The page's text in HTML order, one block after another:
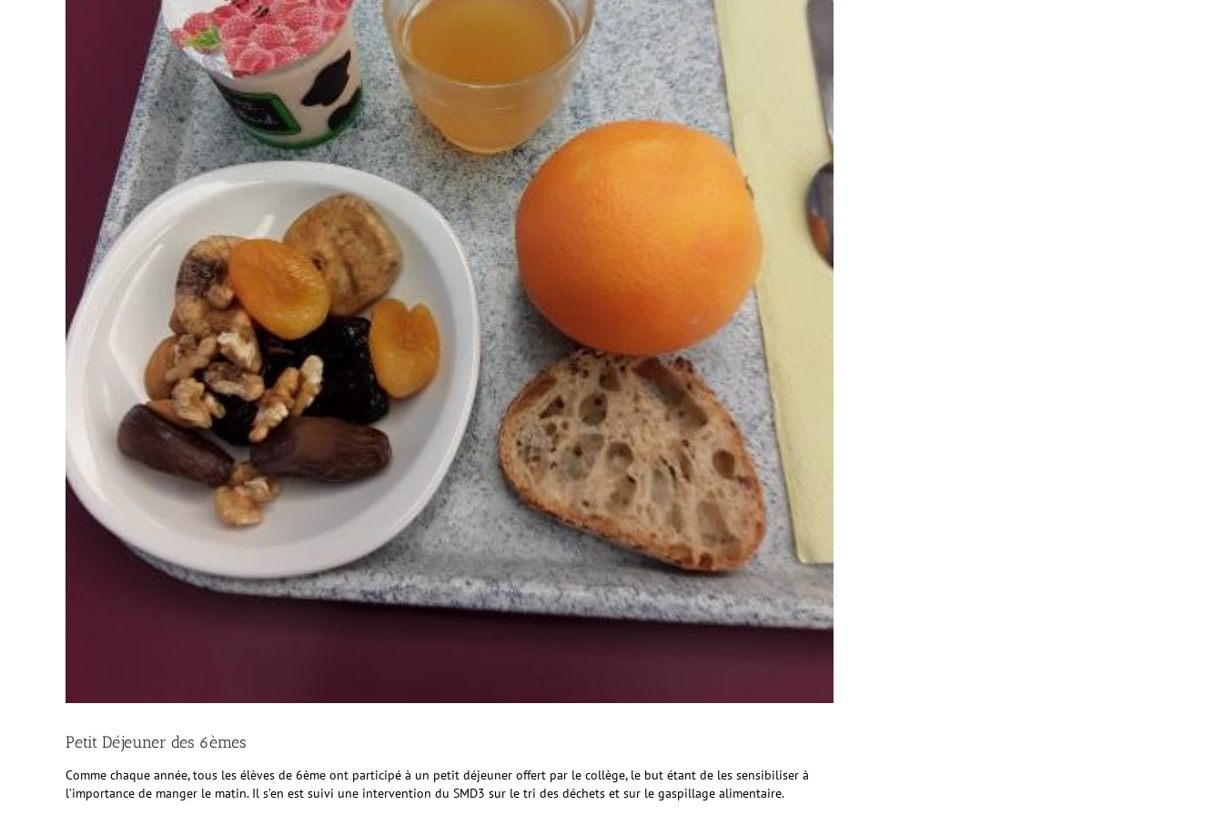
Petit Déjeuner des 6èmes
Comme chaque année, tous les élèves de 6ème ont participé à un petit déjeuner offert par le collège, le but étant de les sensibiliser à
l’importance de manger le matin. Il s’en est suivi une intervention du SMD3 sur le tri des déchets et sur le gaspillage alimentaire.